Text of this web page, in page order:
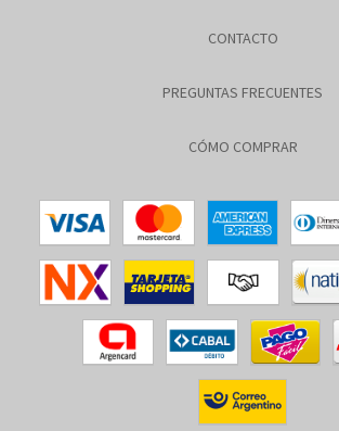
CONTACTO
PREGUNTAS FRECUENTES
CÓMO COMPRAR